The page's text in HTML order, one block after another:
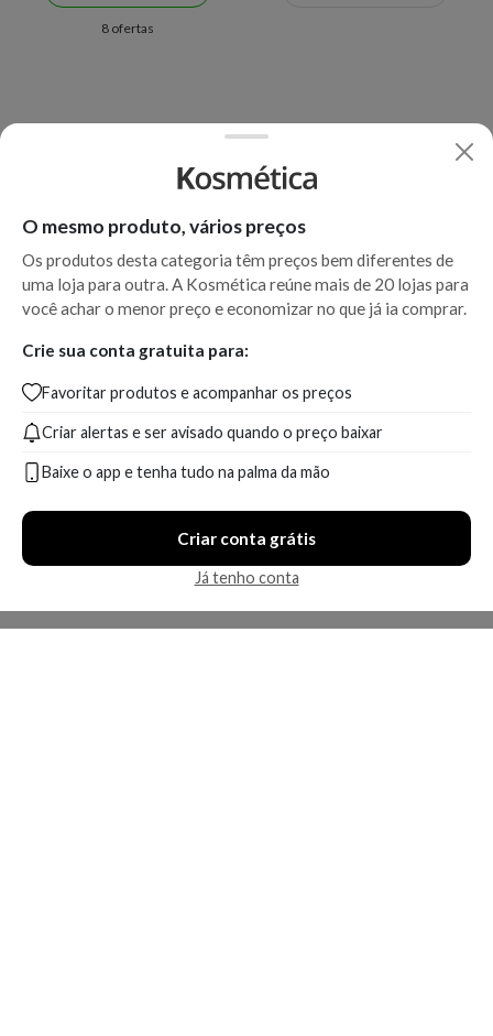
8 ofertas
O mesmo produto, vários preços
Os produtos desta categoria têm preços bem diferentes de
uma loja para outra. A Kosmética reúne mais de 20 lojas para
você achar o menor preço e economizar no que já ia comprar.
Crie sua conta gratuita para:
Favoritar produtos e acompanhar os preços
Criar alertas e ser avisado quando o preço baixar
Baixe o app e tenha tudo na palma da mão
Criar conta grátis
Já tenho conta